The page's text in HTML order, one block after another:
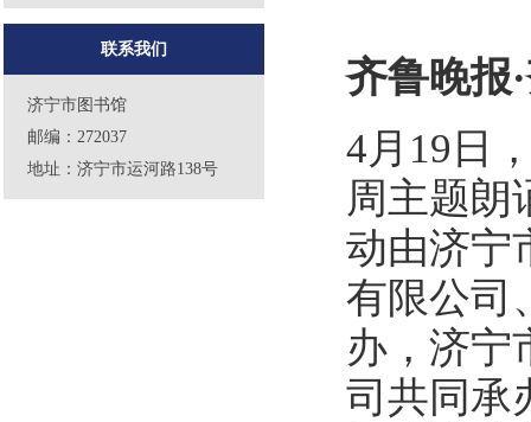
联系我们
济宁市图书馆
邮编：272037
地址：济宁市运河路138号
齐鲁晚报
4月19日
周主题朗
动由济宁
有限公司
办，济宁
司共同承